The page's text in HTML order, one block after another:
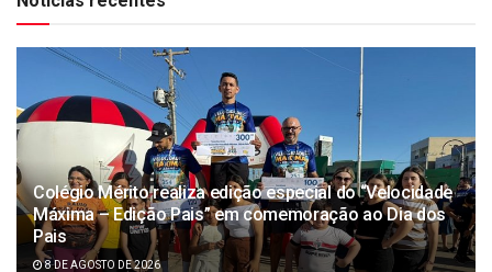
Colégio Mérito realiza edição especial do “Velocidade
Máxima – Edição Pais” em comemoração ao Dia dos
Pais
8 DE AGOSTO DE 2026